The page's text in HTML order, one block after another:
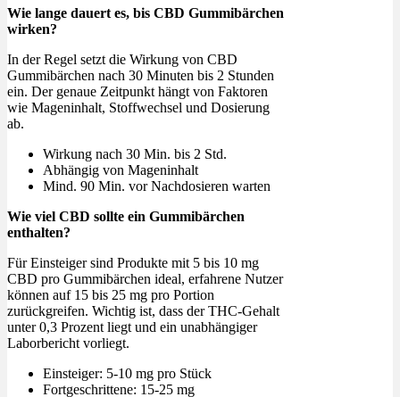
Wie lange dauert es, bis CBD Gummibärchen
wirken?
In der Regel setzt die Wirkung von CBD
Gummibärchen nach 30 Minuten bis 2 Stunden
ein. Der genaue Zeitpunkt hängt von Faktoren
wie Mageninhalt, Stoffwechsel und Dosierung
ab.
Wirkung nach 30 Min. bis 2 Std.
Abhängig von Mageninhalt
Mind. 90 Min. vor Nachdosieren warten
Wie viel CBD sollte ein Gummibärchen
enthalten?
Für Einsteiger sind Produkte mit 5 bis 10 mg
CBD pro Gummibärchen ideal, erfahrene Nutzer
können auf 15 bis 25 mg pro Portion
zurückgreifen. Wichtig ist, dass der THC-Gehalt
unter 0,3 Prozent liegt und ein unabhängiger
Laborbericht vorliegt.
Einsteiger: 5-10 mg pro Stück
Fortgeschrittene: 15-25 mg